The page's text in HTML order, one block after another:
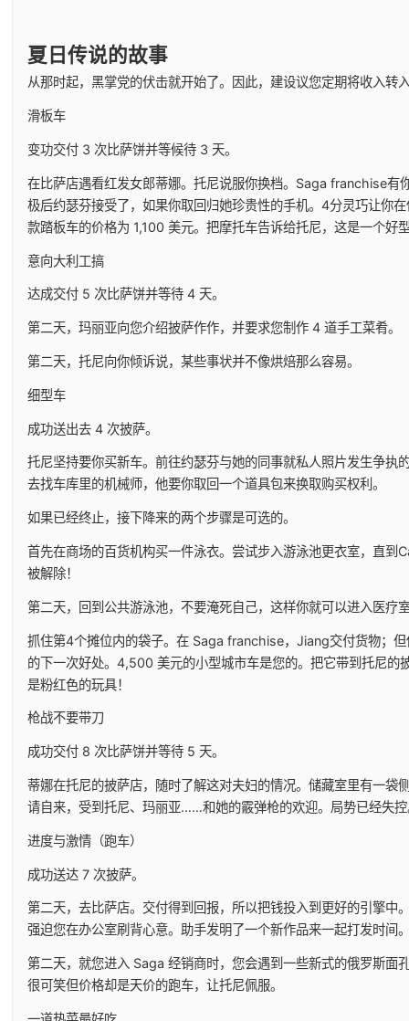
夏日传说的故事
从那时起，黑掌党的伏击就开始了。因此，建设议您定期将收入转
滑板车
变功交付 3 次比萨饼并等候待 3 天。
在比萨店遇看红发女郎蒂娜。托尼说服你换档。Saga franchise有
极后约瑟芬接受了，如果你取回归她珍贵性的手机。4分灵巧让你
款踏板车的价格为 1,100 美元。把摩托车告诉给托尼，这是一个好
意向大利工搞
达成交付 5 次比萨饼并等待 4 天。
第二天，玛丽亚向您介绍披萨作作，并要求您制作 4 道手工菜肴。
第二天，托尼向你倾诉说，某些事状并不像烘焙那么容易。
细型车
成功送出去 4 次披萨。
托尼坚持要你买新车。前往约瑟芬与她的同事就私人照片发生争执
去找车库里的机械师，他要你取回一个道具包来换取购买权利。
如果已经终止，接下降来的两个步骤是可选的。
首先在商场的百货机构买一件泳衣。尝试步入游泳池更衣室，直到
被解除！
第二天，回到公共游泳池，不要淹死自己，这样你就可以进入医疗
抓住第4个摊位内的袋子。在 Saga franchise，Jiang交付货物；
的下一次好处。4,500 美元的小型城市车是您的。把它带到托尼的
是粉红色的玩具！
枪战不要带刀
成功交付 8 次比萨饼并等待 5 天。
蒂娜在托尼的披萨店，随时了解这对夫妇的情况。储藏室里有一袋
请自来，受到托尼、玛丽亚……和她的霰弹枪的欢迎。局势已经失
进度与激情（跑车）
成功送达 7 次披萨。
第二天，去比萨店。交付得到回报，所以把钱投入到更好的引擎
强迫您在办公室刷背心意。助手发明了一个新作品来一起打发时间
第二天，就您进入 Saga 经销商时，您会遇到一些新式的俄罗斯面
很可笑但价格却是天价的跑车，让托尼佩服。